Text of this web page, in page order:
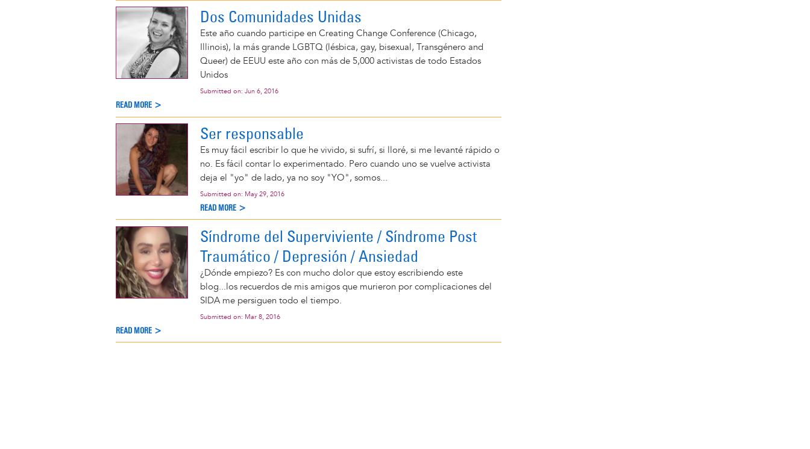
Dos Comunidades Unidas
Este año cuando participe en Creating Change Conference (Chicago,
Illinois), la más grande LGBTQ (lésbica, gay, bisexual, Transgénero and
Queer) de EEUU este año con más de 5,000 activistas de todo Estados
Unidos
Submitted on: Jun 6, 2016
READ MORE >
Ser responsable
Es muy fácil escribir lo que he vivido, si sufrí, si lloré, si me levanté rápido o
no. Es fácil contar lo experimentado. Pero cuando uno se vuelve activista
deja el "yo" de lado, ya no soy "YO", somos...
Submitted on: May 29, 2016
READ MORE >
Síndrome del Superviviente / Síndrome Post
Traumático / Depresión / Ansiedad
¿Dónde empiezo? Es con mucho dolor que estoy escribiendo este
blog...los recuerdos de mis amigos que murieron por complicaciones del
SIDA me persiguen todo el tiempo.
Submitted on: Mar 8, 2016
READ MORE >